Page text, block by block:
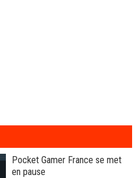
Pocket Gamer France se met
en pause